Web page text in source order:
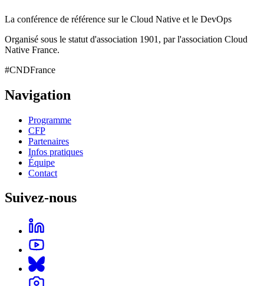
La conférence de référence sur le Cloud Native et le DevOps
Organisé sous le statut d'association 1901, par l'association Cloud
Native France.
#CNDFrance
Navigation
Programme
CFP
Partenaires
Infos pratiques
Équipe
Contact
Suivez-nous